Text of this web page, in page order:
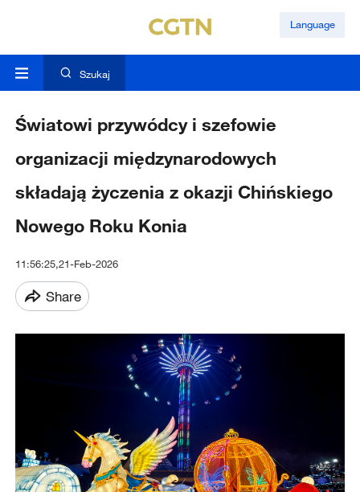
Language
Szukaj
Światowi przywódcy i szefowie
organizacji międzynarodowych
składają życzenia z okazji Chińskiego
Nowego Roku Konia
11:56:25,21-Feb-2026
Share